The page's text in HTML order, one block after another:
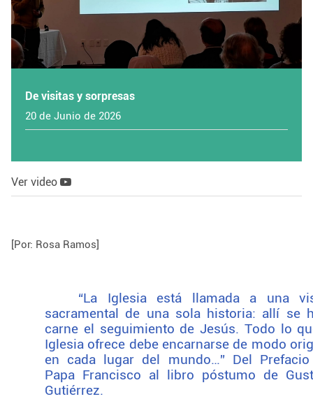
De visitas y sorpresas
20 de Junio de 2026
Ver video
[Por: Rosa Ramos]
“La Iglesia está llamada a una
sacramental de una sola historia: allí se
carne el seguimiento de Jesús. Todo lo
Iglesia ofrece debe encarnarse de modo
en cada lugar del mundo…” Del
Papa Francisco al libro póstumo de
Gutiérrez.